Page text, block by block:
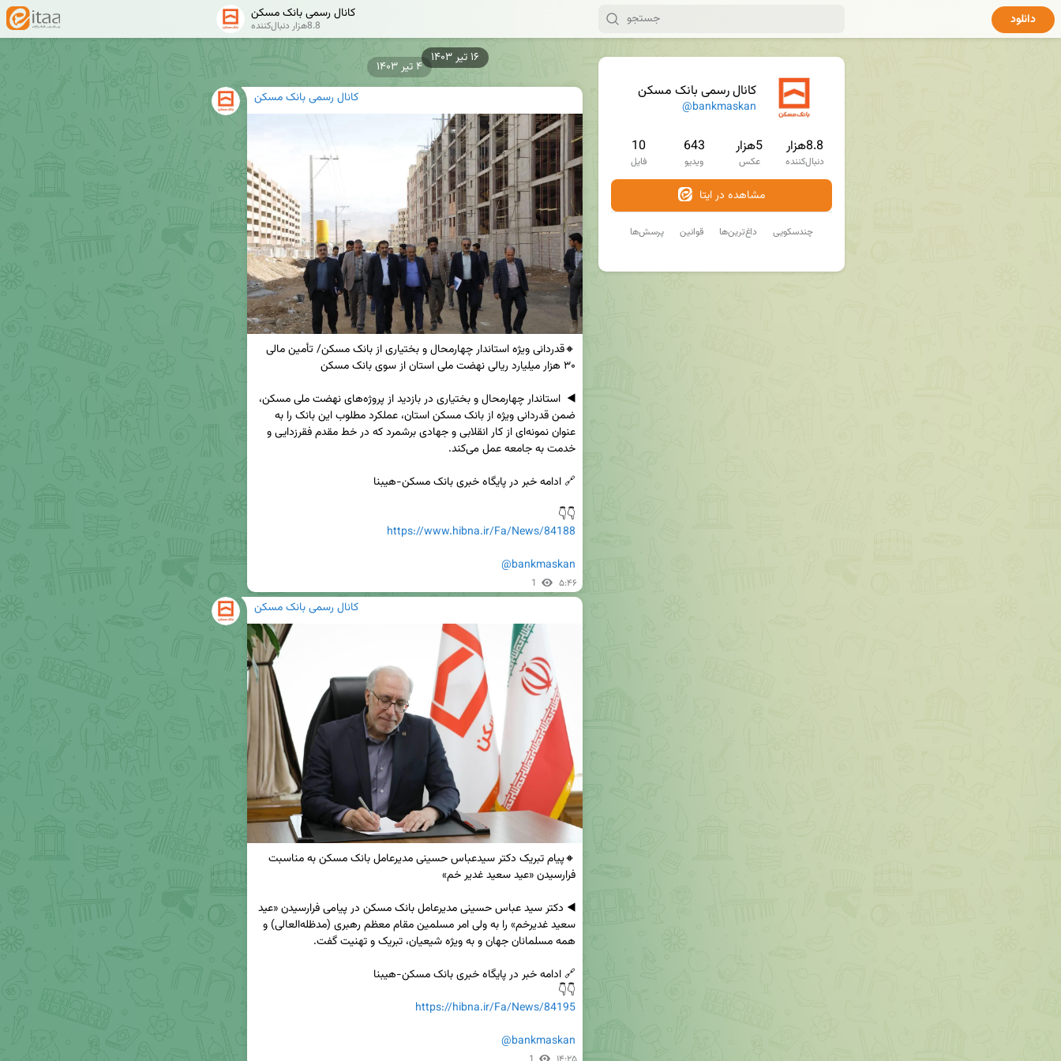
کانال رسمی بانک مسکن
@bankmaskan
8.8هزار
دنبال‌کننده
5هزار
عکس
643
ویدیو
10
فایل
مشاهده در ایتا
پرسش‌ها قوانین داغ‌ترین‌ها چندسکویی
کانال رسمی بانک مسکن
8.8هزار دنبال‌کننده دانلود
کانال رسمی بانک مسکن
👇👇
https://www.hibna.ir/Fa/News/84188
@bankmaskan
1 ۵:۴۶
۴ تیر ۱۴۰۳
کانال رسمی بانک مسکن
👇👇
https://hibna.ir/Fa/News/84195
@bankmaskan